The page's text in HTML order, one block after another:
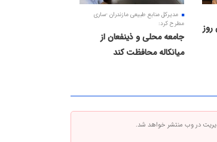
مدیرکل منابع طبیعی مازندران -ساری
مطرح کرد:
جامعه محلی و ذینفعان از
میانکاله محافظت کند
در وب منتشر خواهد شد.